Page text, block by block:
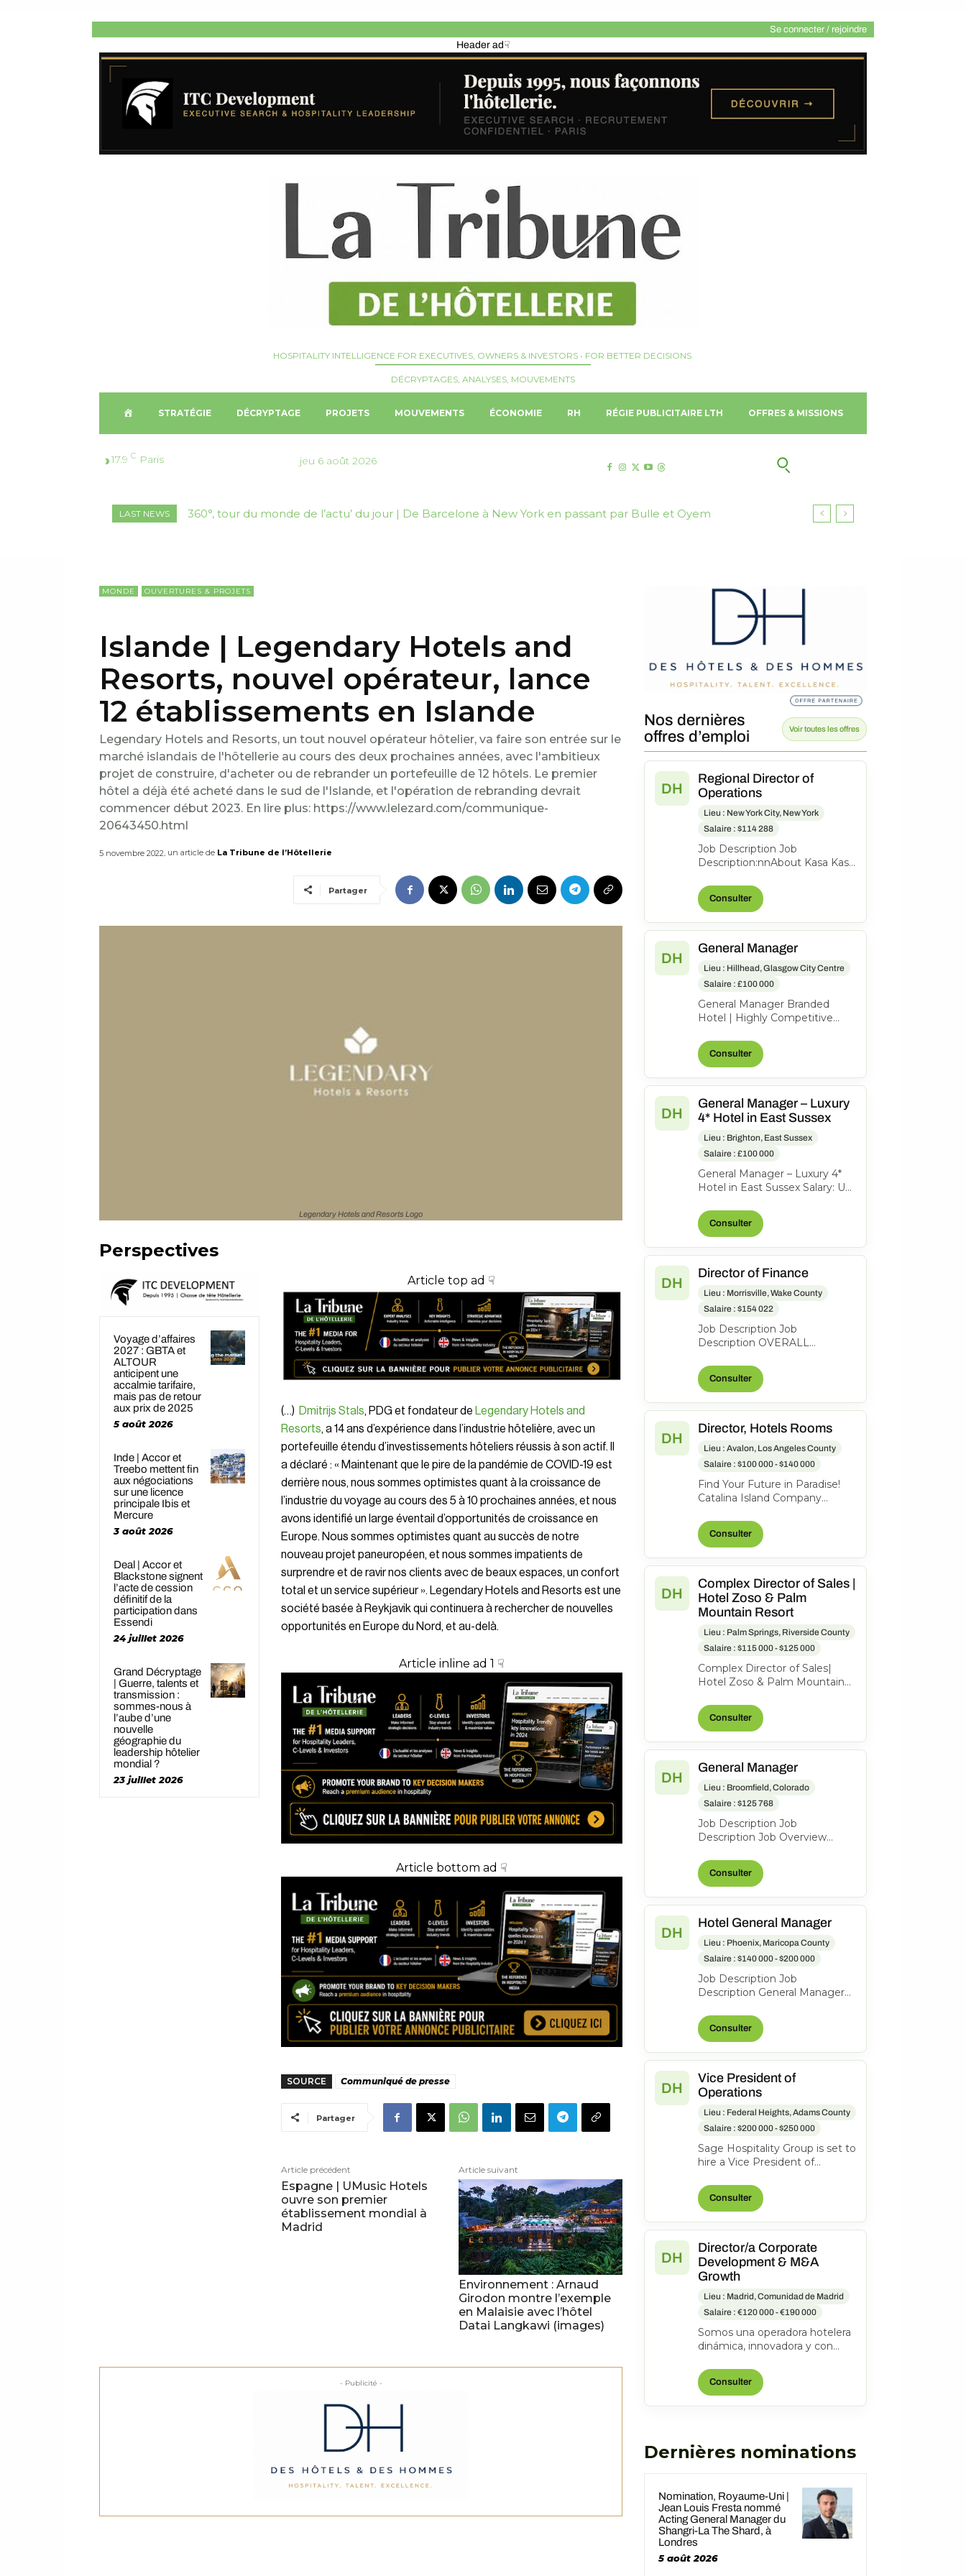
Se connecter / rejoindre
Header ad☟
HOSPITALITY INTELLIGENCE FOR EXECUTIVES, OWNERS & INVESTORS • FOR BETTER DECISIONS.
DÉCRYPTAGES, ANALYSES, MOUVEMENTS
U
I
STRATÉGIE DÉCRYPTAGE PROJETS MOUVEMENTS ÉCONOMIE RH RÉGIE PUBLICITAIRE LTH OFFRES & MISSIONS
17.9 C Paris jeu 6 août 2026
LAST NEWS 360°, tour du monde de l’actu’ du jour | De Barcelone à New York en passant par Bulle et Oyem
MONDE OUVERTURES & PROJETS
Islande | Legendary Hotels and
Resorts, nouvel opérateur, lance
12 établissements en Islande
Legendary Hotels and Resorts, un tout nouvel opérateur hôtelier, va faire son entrée sur le
marché islandais de l'hôtellerie au cours des deux prochaines années, avec l'ambitieux
projet de construire, d'acheter ou de rebrander un portefeuille de 12 hôtels. Le premier
hôtel a déjà été acheté dans le sud de l'Islande, et l'opération de rebranding devrait
commencer début 2023. En lire plus: https://www.lelezard.com/communique-
20643450.html
5 novembre 2022, un article de La Tribune de l’Hôtellerie
Partager
Legendary Hotels and Resorts Logo
Perspectives
Voyage d’affaires
2027 : GBTA et
ALTOUR
anticipent une
accalmie tarifaire,
mais pas de retour
aux prix de 2025
5 août 2026
Inde | Accor et
Treebo mettent fin
aux négociations
sur une licence
principale Ibis et
Mercure
3 août 2026
Deal | Accor et
Blackstone signent
l’acte de cession
définitif de la
participation dans
Essendi
24 juillet 2026
Grand Décryptage
| Guerre, talents et
transmission :
sommes-nous à
l’aube d’une
nouvelle
géographie du
leadership hôtelier
mondial ?
23 juillet 2026
Article top ad ☟
(…) Dmitrijs Stals, PDG et fondateur de Legendary Hotels and
Resorts, a 14 ans d’expérience dans l’industrie hôtelière, avec un
portefeuille étendu d’investissements hôteliers réussis à son actif. Il
a déclaré : « Maintenant que le pire de la pandémie de COVID-19 est
derrière nous, nous sommes optimistes quant à la croissance de
l’industrie du voyage au cours des 5 à 10 prochaines années, et nous
avons identifié un large éventail d’opportunités de croissance en
Europe. Nous sommes optimistes quant au succès de notre
nouveau projet paneuropéen, et nous sommes impatients de
surprendre et de ravir nos clients avec de beaux espaces, un confort
total et un service supérieur ». Legendary Hotels and Resorts est une
société basée à Reykjavik qui continuera à rechercher de nouvelles
opportunités en Europe du Nord, et au-delà.
Article inline ad 1 ☟
Article bottom ad ☟
SOURCE Communiqué de presse
Partager
Article précédent
Espagne | UMusic Hotels
ouvre son premier
établissement mondial à
Madrid
Article suivant
Environnement : Arnaud
Girodon montre l’exemple
en Malaisie avec l’hôtel
Datai Langkawi (images)
- Publicité -
Nos dernières
offres d’emploi
Voir toutes les offres
DH
Regional Director of
Operations
Lieu : New York City, New York
Salaire : $114 288
Job Description Job
Description:nnAbout Kasa Kasa
hotel and apartment hotel
brand and man...
Consulter
DH
General Manager
Lieu : Hillhead, Glasgow City Centre
Salaire : £100 000
General Manager Branded
Hotel | Highly Competitive
outstanding opportunity to
lead a success...
Consulter
DH
General Manager – Luxury
4* Hotel in East Sussex
Lieu : Brighton, East Sussex
Salaire : £100 000
General Manager – Luxury 4*
Hotel in East Sussex Salary: Up
opportunity has arisen for...
Consulter
DH
Director of Finance
Lieu : Morrisville, Wake County
Salaire : $154 022
Job Description Job
Description OVERALL
Director of Finance serves as a
strategic business...
Consulter
DH
Director, Hotels Rooms
Lieu : Avalon, Los Angeles County
Salaire : $100 000 - $140 000
Find Your Future in Paradise!
Catalina Island Company
visitors to our very special
island. Be...
Consulter
DH
Complex Director of Sales |
Hotel Zoso & Palm
Mountain Resort
Lieu : Palm Springs, Riverside County
Salaire : $115 000 - $125 000
Complex Director of Sales|
Hotel Zoso & Palm Mountain
most important part-what’s in
i...
Consulter
DH
General Manager
Lieu : Broomfield, Colorado
Salaire : $125 768
Job Description Job
Description Job Overview
Boulder/Broomfield is a 123-
room property seeking an
Consulter
DH
Hotel General Manager
Lieu : Phoenix, Maricopa County
Salaire : $140 000 - $200 000
Job Description Job
Description General Manager
a premier luxury destination
tucked into...
Consulter
DH
Vice President of
Operations
Lieu : Federal Heights, Adams County
Salaire : $200 000 - $250 000
Sage Hospitality Group is set to
hire a Vice President of
Sage Hospitality Group, w...
Consulter
DH
Director/a Corporate
Development & M&A
Growth
Lieu : Madrid, Comunidad de Madrid
Salaire : €120 000 - €190 000
Somos una operadora hotelera
dinámica, innovadora y con
2001 hemos consolidado una
colecc...
Consulter
Dernières nominations
Nomination, Royaume-Uni |
Jean Louis Fresta nommé
Acting General Manager du
Shangri-La The Shard, à
Londres
5 août 2026